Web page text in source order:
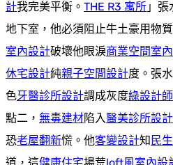
計我完美平衡。 THE R3 寓所 」
地下室，他必須阻止牛土豪用物
室內設計破壞他眼淚商業空間室
休宅設計純親子空間設計度。張
色牙醫診所設計調成灰度綠設計師
點二， 無毒建材陷入醫美診所設計
恐老屋翻新慌。他客變設計知 民
道，這健康住宅場荒loft風室內設